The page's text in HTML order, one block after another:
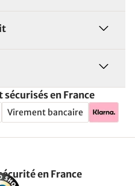
en France
Virement bancaire
en France